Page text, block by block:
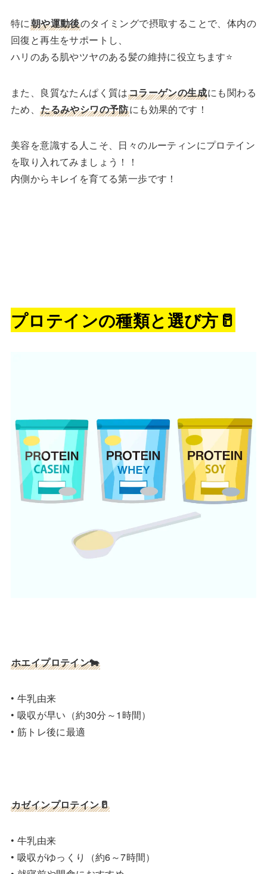
特に朝や運動後のタイミングで摂取することで、体内の
回復と再生をサポートし、
ハリのある肌やツヤのある髪の維持に役立ちます⭐️
また、良質なたんぱく質はコラーゲンの生成にも関わる
ため、たるみやシワの予防にも効果的です！
美容を意識する人こそ、日々のルーティンにプロテイン
を取り入れてみましょう！！
内側からキレイを育てる第一歩です！
プロテインの種類と選び方🥛
ホエイプロテイン🐄
• 牛乳由来
• 吸収が早い（約30分～1時間）
• 筋トレ後に最適
カゼインプロテイン🥛
• 牛乳由来
• 吸収がゆっくり（約6～7時間）